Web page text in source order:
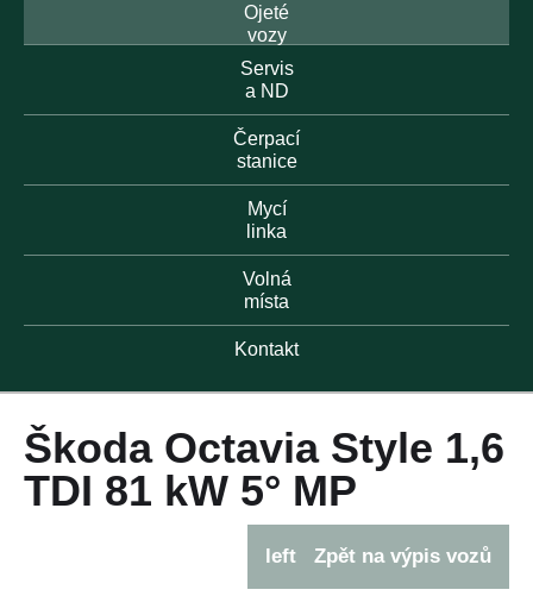
Ojeté
vozy
Servis
a ND
Čerpací
stanice
Mycí
linka
Volná
místa
Kontakt
Škoda Octavia Style 1,6
TDI 81 kW 5° MP
left Zpět na výpis vozů